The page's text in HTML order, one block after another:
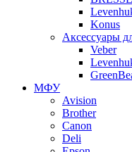
Konus
Аксессуары
Veber
МФУ
Avision
Brother
Canon
Deli